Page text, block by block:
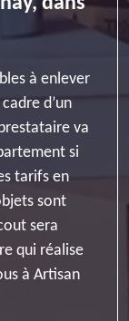
à enlever
d’un
va
si
tarifs en
sont
sera
qui réalise
à Artisan